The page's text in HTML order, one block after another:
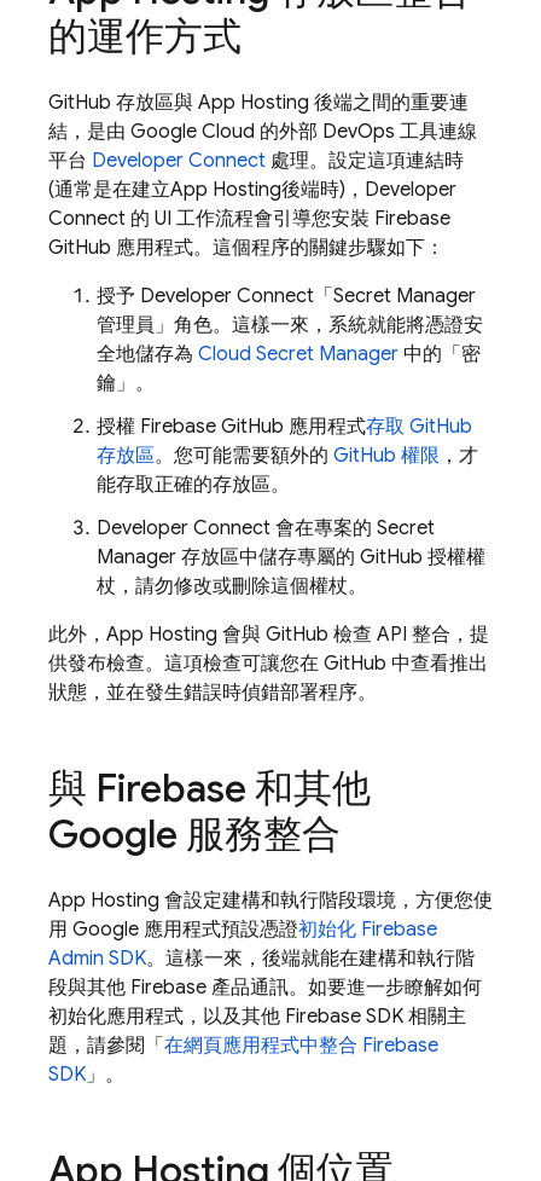
的運作方式
GitHub 存放區與 App Hosting 後端之間的重要連
結，是由 Google Cloud 的外部 DevOps 工具連線
平台 Developer Connect 處理。設定這項連結時
(通常是在建立App Hosting後端時)，Developer
Connect 的 UI 工作流程會引導您安裝 Firebase
GitHub 應用程式。這個程序的關鍵步驟如下：
授予 Developer Connect「Secret Manager
管理員」 角色。這樣一來，系統就能將憑證安
全地儲存為 Cloud Secret Manager 中的「密
鑰」。
授權 Firebase GitHub 應用程式存取 GitHub
存放區。您可能需要額外的 GitHub 權限 ，才
能存取正確的存放區。
Developer Connect 會在專案的 Secret
Manager 存放區中儲存專屬的 GitHub 授權權
杖，請勿修改或刪除這個權杖。
此外， App Hosting 會與 GitHub 檢查 API 整合，提
供發布檢查。這項檢查可讓您在 GitHub 中查看推出
狀態，並在發生錯誤時偵錯部署程序。
與 Firebase 和其他
Google 服務整合
App Hosting 會設定建構和執行階段環境，方便您使
用 Google 應用程式預設憑證初始化 Firebase
Admin SDK。這樣一來，後端就能在建構和執行階
段與其他 Firebase 產品通訊。如要進一步瞭解如何
初始化應用程式，以及其他 Firebase SDK 相關主
題，請參閱「在網頁應用程式中整合 Firebase
SDK 」。
App Hosting 個位置